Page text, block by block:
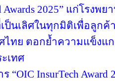
Awards 2025” แก่โรง
ป็นเลิศในทุกมิติเพื่อลูก
ไทย ตอกย้ำความแข็งแ
เทศ
“OIC InsurTech